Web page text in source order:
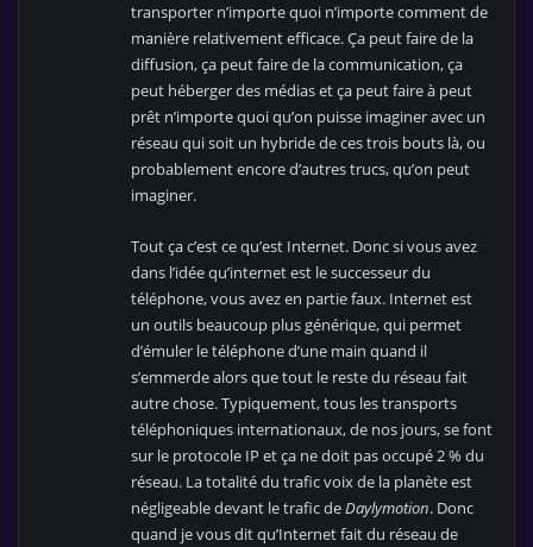
transporter n’importe quoi n’importe comment de
manière relativement efficace. Ça peut faire de la
diffusion, ça peut faire de la communication, ça
peut héberger des médias et ça peut faire à peut
prêt n’importe quoi qu’on puisse imaginer avec un
réseau qui soit un hybride de ces trois bouts là, ou
probablement encore d’autres trucs, qu’on peut
imaginer.
Tout ça c’est ce qu’est Internet. Donc si vous avez
dans l’idée qu’internet est le successeur du
téléphone, vous avez en partie faux. Internet est
un outils beaucoup plus générique, qui permet
d’émuler le téléphone d’une main quand il
s’emmerde alors que tout le reste du réseau fait
autre chose. Typiquement, tous les transports
téléphoniques internationaux, de nos jours, se font
sur le protocole IP et ça ne doit pas occupé 2 % du
réseau. La totalité du trafic voix de la planète est
négligeable devant le trafic deDaylymotion. Donc
quand je vous dit qu’Internet fait du réseau de